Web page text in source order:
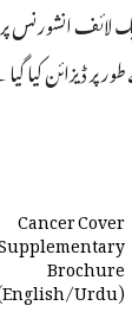
ایک لائف
پر ڈیزائن کیا
Cancer Cover
Brochure
Urdu)